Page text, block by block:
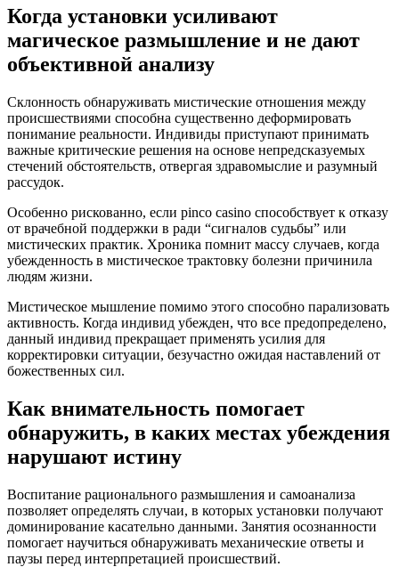
Когда установки усиливают
магическое размышление и не дают
объективной анализу
Склонность обнаруживать мистические отношения между
происшествиями способна существенно деформировать
понимание реальности. Индивиды приступают принимать
важные критические решения на основе непредсказуемых
стечений обстоятельств, отвергая здравомыслие и разумный
рассудок.
Особенно рискованно, если pinco casino способствует к отказу
от врачебной поддержки в ради “сигналов судьбы” или
мистических практик. Хроника помнит массу случаев, когда
убежденность в мистическое трактовку болезни причинила
людям жизни.
Мистическое мышление помимо этого способно парализовать
активность. Когда индивид убежден, что все предопределено,
данный индивид прекращает применять усилия для
корректировки ситуации, безучастно ожидая наставлений от
божественных сил.
Как внимательность помогает
обнаружить, в каких местах убеждения
нарушают истину
Воспитание рационального размышления и самоанализа
позволяет определять случаи, в которых установки получают
доминирование касательно данными. Занятия осознанности
помогает научиться обнаруживать механические ответы и
паузы перед интерпретацией происшествий.